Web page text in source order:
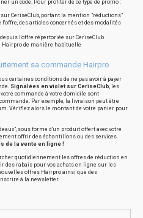
un code. Pour profiter de ce type de promo :
CeriseClub, portant la mention "réductions"
des articles concernés et des modalités
l'offre répertoriée sur CeriseClub
Hairpro de manière habituelle
sa commande Hairpro
certaines conditions de ne pas avoir à payer
Signalées en violet sur CeriseClub, les
commande à votre domicile sont
Par exemple, la livraison peut être
Vérifiez alors le montant de votre panier pour
sous forme d'un produit offert avec votre
offrir des échantillons ou des services.
de la vente en ligne !
quotidiennement les offres de réduction en
des rabais pour vos achats en ligne sur les
offres Hairpro ainsi que des
à la newsletter.